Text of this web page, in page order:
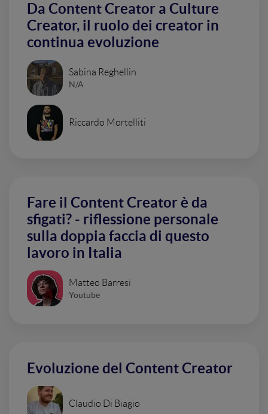
Da Content Creator a Culture
Creator, il ruolo dei creator in
continua evoluzione
Sabina Reghellin
N/A
Riccardo Mortelliti
Fare il Content Creator è da
sfigati? - riflessione personale
sulla doppia faccia di questo
lavoro in Italia
Matteo Barresi
Youtube
Evoluzione del Content Creator
Claudio Di Biagio